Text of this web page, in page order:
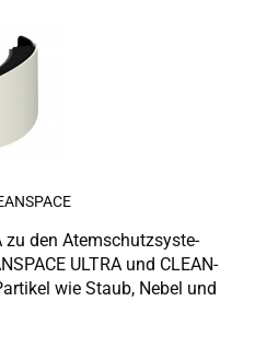
zu den Atem­schutz­sys­te­
ULTRA und CLE­AN­
wie Staub, Nebel und